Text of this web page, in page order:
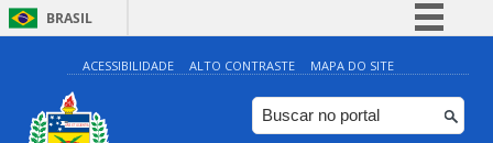
BRASIL
Simplifique!
Comunica BR
Participe
ACESSIBILIDADE ALTO CONTRASTE MAPA DO SITE